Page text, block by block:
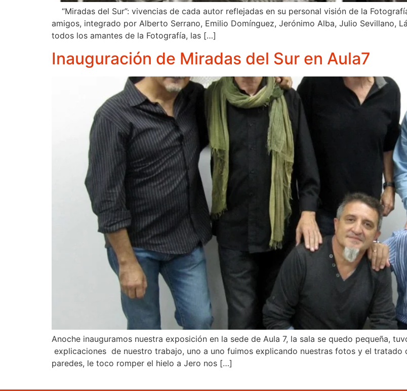
“Miradas del Sur”: vivencias de cada autor reflejadas en su personal visión de la
amigos, integrado por Alberto Serrano, Emilio Domínguez, Jerónimo Alba, Julio Sevillano,
todos los amantes de la Fotografía, las […]
Inauguración de Miradas del Sur en Aula7
Anoche inauguramos nuestra exposición en la sede de Aula 7, la sala se quedo pequeña,
explicaciones de nuestro trabajo, uno a uno fuimos explicando nuestras fotos y el tratado
paredes, le toco romper el hielo a Jero nos […]